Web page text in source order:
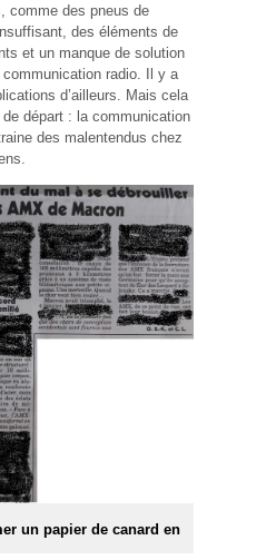
comme des pneus de
des éléments de
et un manque de solution
radio. Il y a
d’ailleurs. Mais cela
départ : la communication
des malentendus chez
un papier de canard en